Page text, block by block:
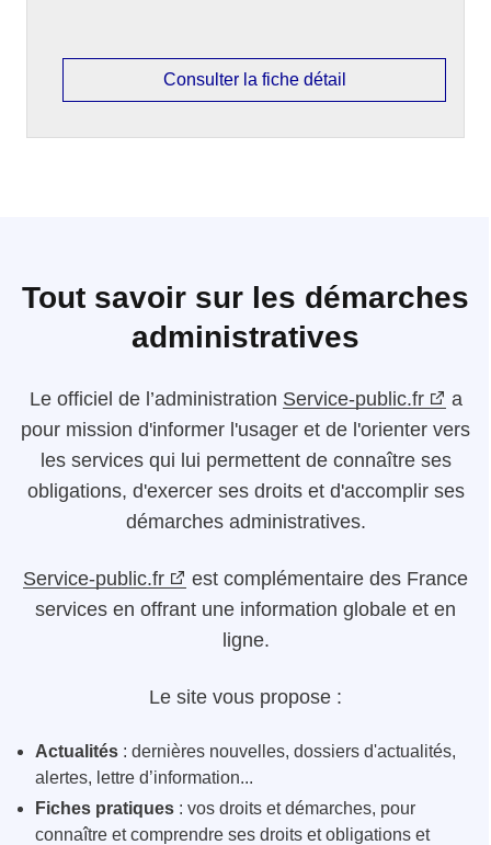
Consulter la fiche détail
Tout savoir sur les démarches
administratives
Le officiel de l’administration Service-public.fr
a
pour mission d'informer l'usager et de l'orienter vers
les services qui lui permettent de connaître ses
obligations, d'exercer ses droits et d'accomplir ses
démarches administratives.
Service-public.fr
est complémentaire des France
services en offrant une information globale et en
ligne.
Le site vous propose :
Actualités : dernières nouvelles, dossiers d'actualités,
alertes, lettre d’information...
Fiches pratiques : vos droits et démarches, pour
connaître et comprendre ses droits et obligations et